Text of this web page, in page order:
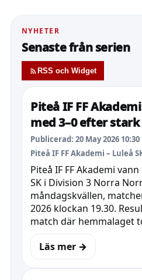
NYHETER
Senaste från serien
RSS och Widget
Piteå IF FF
med 3–0 efter
Publicerad: 20 May 2026 10:30
Piteå IF FF Akademi – Luleå
Piteå IF FF Akademi
SK i Division 3 Norra
måndagskvällen,
2026 klockan 19.30.
match där hemmalaget
Läs mer →